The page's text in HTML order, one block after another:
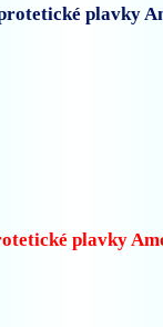
plavky